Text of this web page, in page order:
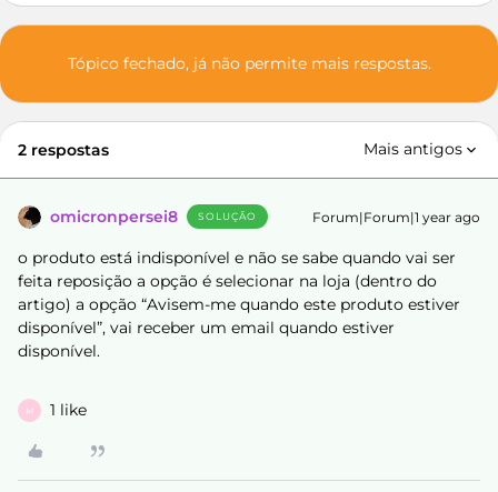
Tópico fechado, já não permite mais respostas.
2 respostas Mais antigos
omicronpersei8 SOLUÇÃO Forum|Forum|1 year ago
o produto está indisponível e não se sabe quando vai ser
feita reposição a opção é selecionar na loja (dentro do
artigo) a opção “Avisem-me quando este produto estiver
disponível”, vai receber um email quando estiver
disponível.
M 1 like